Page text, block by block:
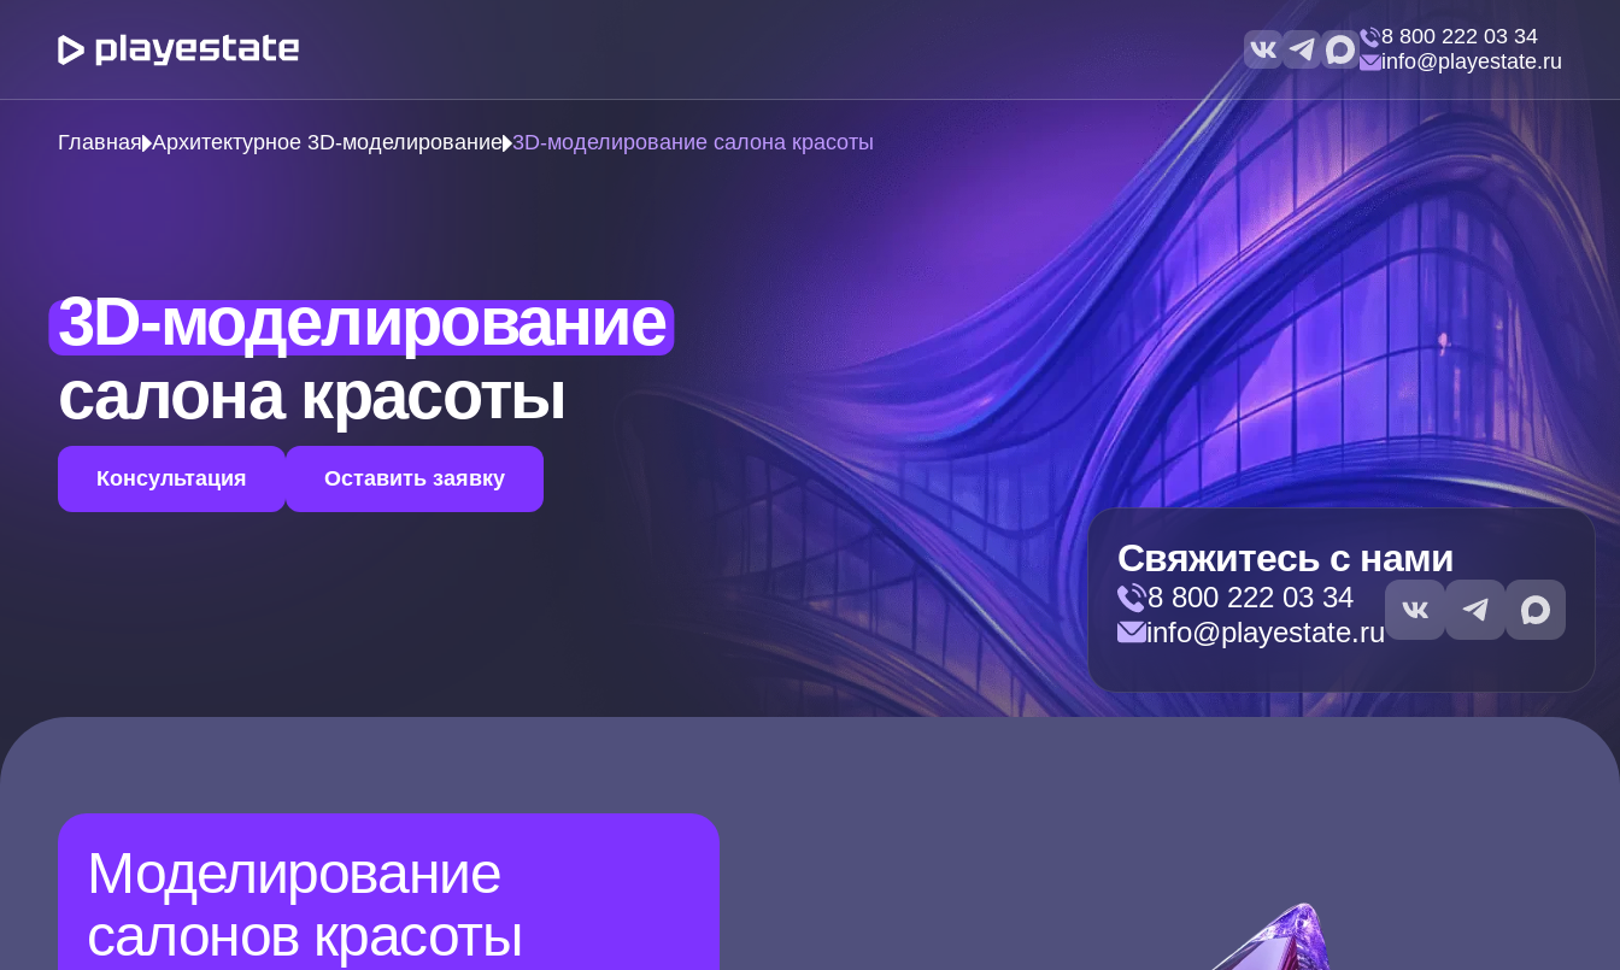
8 800 222 03 34
info@playestate.ru
Главная Архитектурное 3D-моделирование 3D-моделирование салона красоты
3D-моделирование
салона красоты
Консультация Оставить заявку
Свяжитесь с нами
8 800 222 03 34
info@playestate.ru
Моделирование
салонов красоты